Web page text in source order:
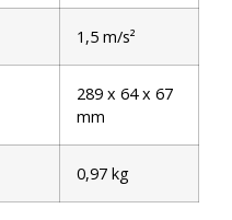
1,5 m/s²
289 x 64 x 67
mm
0,97 kg